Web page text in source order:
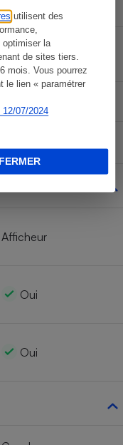
utilisent des
optimiser la
de sites tiers.
mois. Vous pourrez
le lien « paramétrer
07/2024
Non
Afficheur
Oui
Oui